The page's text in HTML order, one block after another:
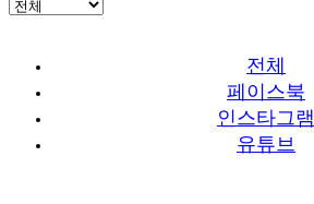
전체
페이스북
인스타그램
유튜브